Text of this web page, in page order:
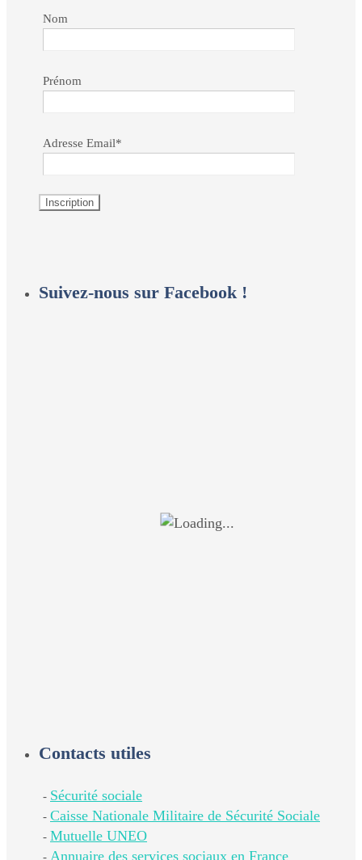
Nom
Prénom
Adresse Email*
Suivez-nous sur Facebook !
Contacts utiles
- Sécurité sociale
- Caisse Nationale Militaire de Sécurité Sociale
- Mutuelle UNEO
- Annuaire des services sociaux en France